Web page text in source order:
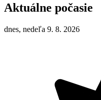
Aktuálne počasie
dnes, nedeľa 9. 8. 2026